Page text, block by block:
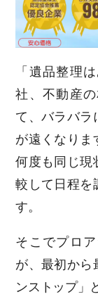
「遺品整理
社、不動産
て、バラバラ
が遠くなりま
何度も同じ現
較して日程を
す。
そこでプロ
が、最初から
ンストップ」